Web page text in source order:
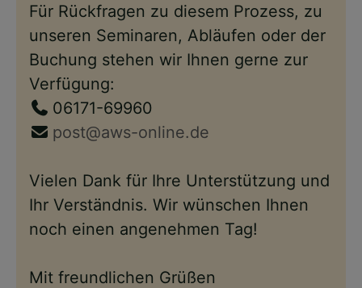
Für Rückfragen zu diesem Prozess, zu
unseren Seminaren, Abläufen oder der
Buchung stehen wir Ihnen gerne zur
Verfügung:
06171-69960
post@aws-online.de
Vielen Dank für Ihre Unterstützung und
Ihr Verständnis. Wir wünschen Ihnen
noch einen angenehmen Tag!
Mit freundlichen Grüßen